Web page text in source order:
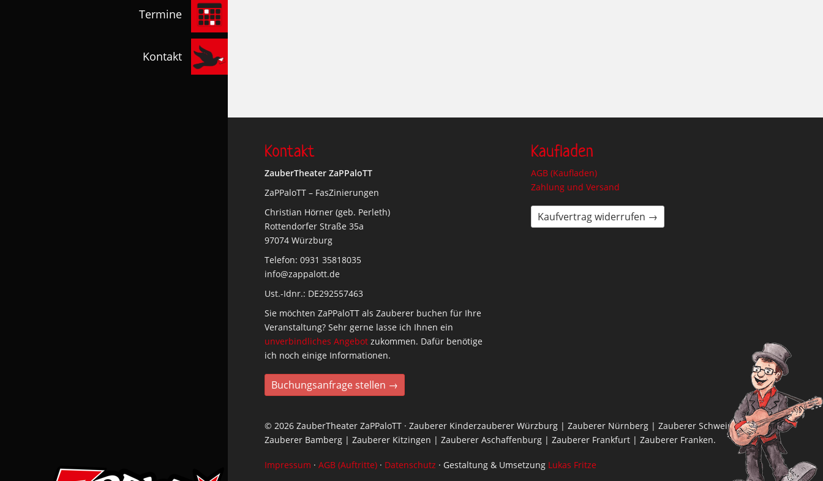
Termine
Kontakt
Kontakt
ZauberTheater ZaPPaloTT
ZaPPaloTT – FasZinierungen
Christian Hörner (geb. Perleth)
Rottendorfer Straße 35a
97074 Würzburg
Telefon: 0931 35818035
info@zappalott.de
Ust.-Idnr.: DE292557463
Sie möchten ZaPPaloTT als Zauberer buchen für Ihre
Veranstaltung? Sehr gerne lasse ich Ihnen ein
unverbindliches Angebot zukommen. Dafür benötige
ich noch einige Informationen.
Buchungsanfrage stellen →
Kaufladen
AGB (Kaufladen)
Zahlung und Versand
Kaufvertrag widerrufen →
© 2026 ZauberTheater ZaPPaloTT · Zauberer Kinderzauberer Würzburg | Zauberer Nürnberg | Zauberer Schweinfurt |
Zauberer Bamberg | Zauberer Kitzingen | Zauberer Aschaffenburg | Zauberer Frankfurt | Zauberer Franken.
Impressum · AGB (Auftritte) · Datenschutz · Gestaltung & Umsetzung Lukas Fritze